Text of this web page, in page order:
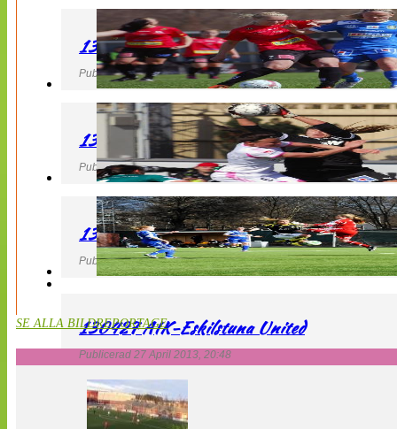
130427 LB 07 – QBIK
Publicerad 27 April 2013, 22:40
130427 IF Limhamn Bunkeflo – QBIK
Publicerad 27 April 2013, 21:10
130427 LdB FC Malmö – Mallbackens IF
Publicerad 27 April 2013, 20:54
130427 AIK-Eskilstuna United
Publicerad 27 April 2013, 20:48
SE ALLA BILDREPORTAGE